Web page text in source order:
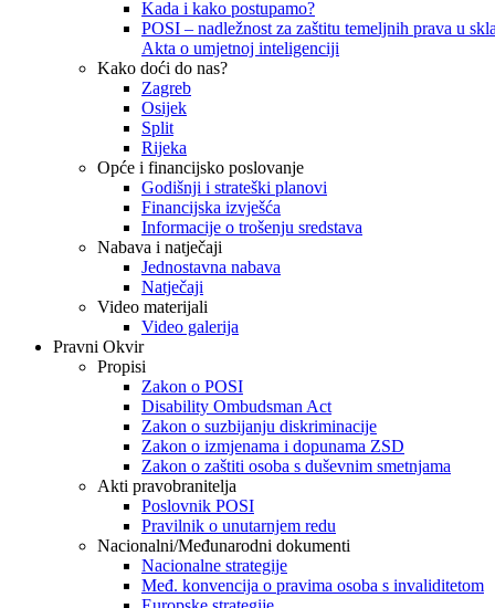
Kada i kako postupamo?
POSI – nadležnost za zaštitu temeljnih prava u
Akta o umjetnoj inteligenciji
Kako doći do nas?
Zagreb
Osijek
Split
Rijeka
Opće i financijsko poslovanje
Godišnji i strateški planovi
Financijska izvješća
Informacije o trošenju sredstava
Nabava i natječaji
Jednostavna nabava
Natječaji
Video materijali
Video galerija
Pravni Okvir
Propisi
Zakon o POSI
Disability Ombudsman Act
Zakon o suzbijanju diskriminacije
Zakon o izmjenama i dopunama ZSD
Zakon o zaštiti osoba s duševnim smetnjama
Akti pravobranitelja
Poslovnik POSI
Pravilnik o unutarnjem redu
Nacionalni/Međunarodni dokumenti
Nacionalne strategije
Međ. konvencija o pravima osoba s invaliditetom